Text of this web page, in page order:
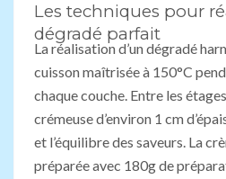
Les techniques pour
dégradé parfait
La réalisation d’un dégradé
cuisson maîtrisée à 150°C
chaque couche. Entre les
crémeuse d’environ 1 cm
et l’équilibre des saveurs. La
préparée avec 180g de